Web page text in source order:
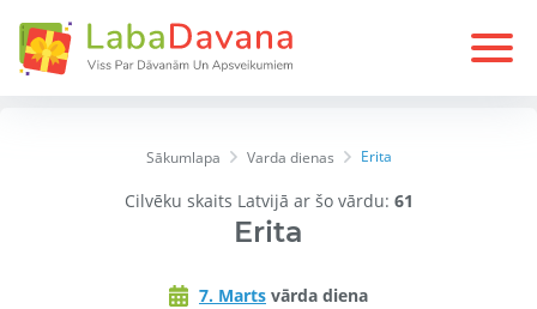
Sākumlapa Varda dienas Erita
Cilvēku skaits Latvijā ar šo vārdu: 61
Erita
7. Marts vārda diena